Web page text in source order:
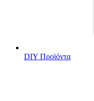
DIY Προϊόντα